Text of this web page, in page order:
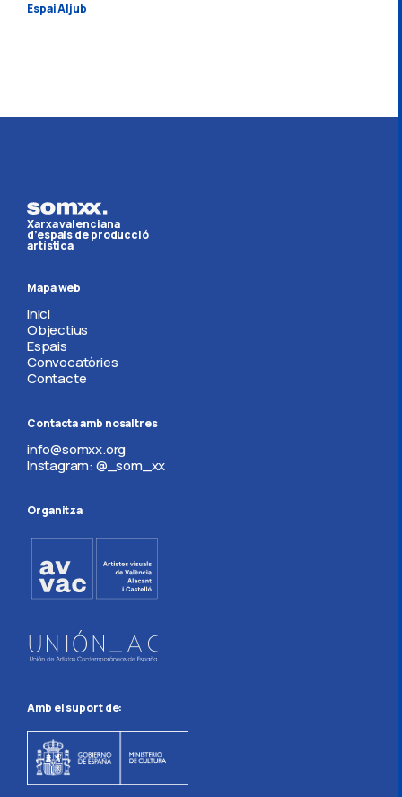
Espai Aljub
Xarxa valenciana
d’espais de producció
artística
Mapa web
Inici
Objectius
Espais
Convocatòries
Contacte
Contacta amb nosaltres
info@somxx.org
Instagram: @_som_xx
Organitza
Amb el suport de: